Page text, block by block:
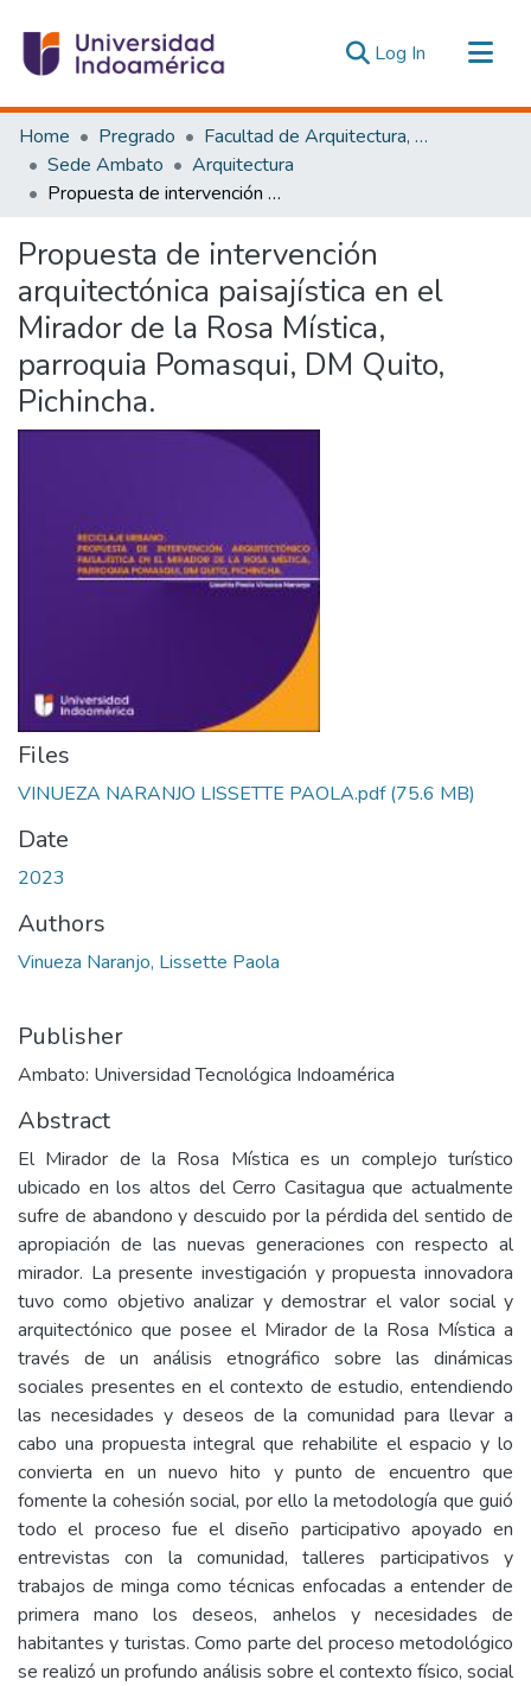
Log In (current)
Communities & Collections
All of DSpace
Statistics
Home Pregrado
Facultad de Arquitectura, Artes y Diseño
Sede Ambato
Arquitectura
Propuesta de intervención arquitectónica paisajística en el Mirador de la Rosa Mística, parroquia Pomasqui, DM Quito, Pichincha.
Propuesta de intervención
arquitectónica paisajística en el
Mirador de la Rosa Mística,
parroquia Pomasqui, DM Quito,
Pichincha.
Files
VINUEZA NARANJO LISSETTE PAOLA.pdf(75.6 MB)
Date
2023
Authors
Vinueza Naranjo, Lissette Paola
Publisher
Ambato: Universidad Tecnológica Indoamérica
Abstract
El Mirador de la Rosa Mística es un complejo turístico
ubicado en los altos del Cerro Casitagua que actualmente
sufre de abandono y descuido por la pérdida del sentido de
apropiación de las nuevas generaciones con respecto al
mirador. La presente investigación y propuesta innovadora
tuvo como objetivo analizar y demostrar el valor social y
arquitectónico que posee el Mirador de la Rosa Mística a
través de un análisis etnográfico sobre las dinámicas
sociales presentes en el contexto de estudio, entendiendo
las necesidades y deseos de la comunidad para llevar a
cabo una propuesta integral que rehabilite el espacio y lo
convierta en un nuevo hito y punto de encuentro que
fomente la cohesión social, por ello la metodología que guió
todo el proceso fue el diseño participativo apoyado en
entrevistas con la comunidad, talleres participativos y
trabajos de minga como técnicas enfocadas a entender de
primera mano los deseos, anhelos y necesidades de
habitantes y turistas. Como parte del proceso metodológico
se realizó un profundo análisis sobre el contexto físico, social